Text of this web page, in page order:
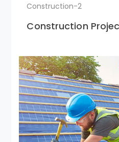
Construction-2
Construction